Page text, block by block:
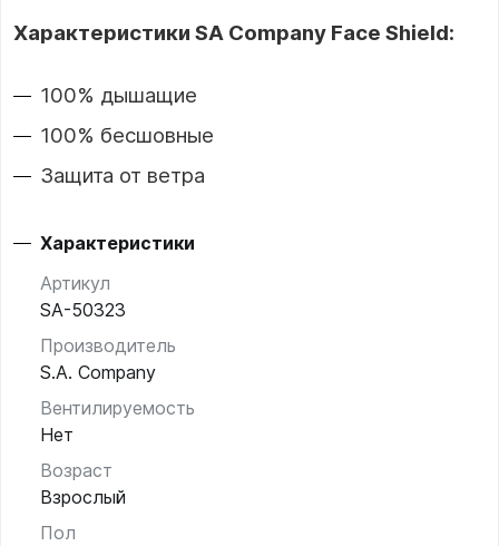
Характеристики SA Company Face Shield:
100% дышащие
100% бесшовные
Защита от ветра
Характеристики
Артикул
SA-50323
Производитель
S.A. Company
Вентилируемость
Нет
Возраст
Взрослый
Пол